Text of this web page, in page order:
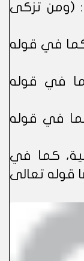
: (ومن تزكى
كما في قوله
في قوله
كما في قوله
كما في
قوله تعالى